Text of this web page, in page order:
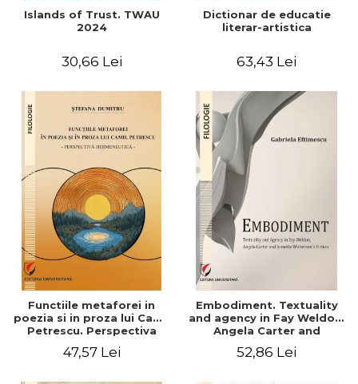
Islands of Trust. TWAU
2024
30,66 Lei
Dictionar de educatie
literar-artistica
63,43 Lei
Functiile metaforei in
poezia si in proza lui Camil
Petrescu. Perspectiva
47,57 Lei
Embodiment. Textuality
and agency in Fay Weldon,
Angela Carter and
fiction
52,86 Lei